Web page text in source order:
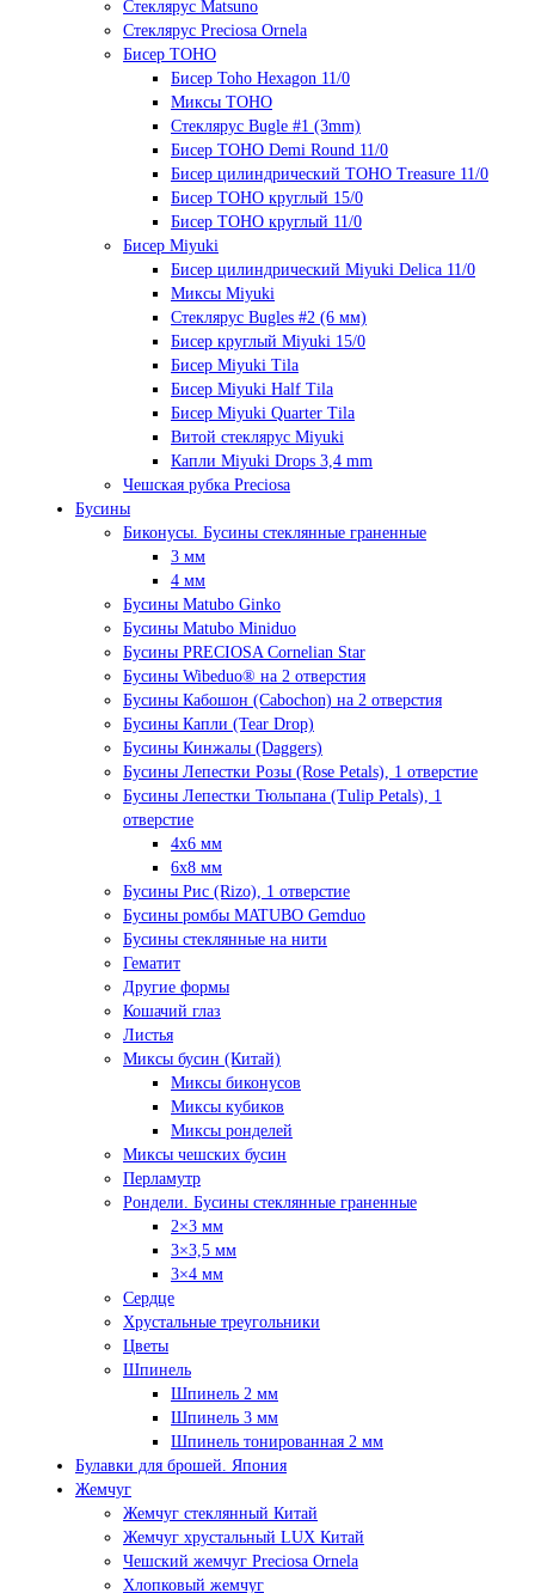
Стеклярус Matsuno
Стеклярус Preciosa Ornela
Бисер TOHO
Бисер Toho Hexagon 11/0
Миксы TOHO
Стеклярус Bugle #1 (3mm)
Бисер TOHO Demi Round 11/0
Бисер цилиндрический TOHO Treasure 11/0
Бисер TOHO круглый 15/0
Бисер TOHO круглый 11/0
Бисер Miyuki
Бисер цилиндрический Miyuki Delica 11/0
Миксы Miyuki
Стеклярус Bugles #2 (6 мм)
Бисер круглый Miyuki 15/0
Бисер Miyuki Tila
Бисер Miyuki Half Tila
Бисер Miyuki Quarter Tila
Витой стеклярус Miyuki
Капли Miyuki Drops 3,4 mm
Чешская рубка Preciosa
Бусины
Биконусы. Бусины стеклянные граненные
3 мм
4 мм
Бусины Matubo Ginko
Бусины Matubo Miniduo
Бусины PRECIOSA Cornelian Star
Бусины Wibeduo® на 2 отверстия
Бусины Кабошон (Cabochon) на 2 отверстия
Бусины Капли (Tear Drop)
Бусины Кинжалы (Daggers)
Бусины Лепестки Розы (Rose Petals), 1 отверстие
Бусины Лепестки Тюльпана (Tulip Petals), 1
отверстие
4x6 мм
6x8 мм
Бусины Рис (Rizo), 1 отверстие
Бусины ромбы MATUBO Gemduo
Бусины стеклянные на нити
Гематит
Другие формы
Кошачий глаз
Листья
Миксы бусин (Китай)
Миксы биконусов
Миксы кубиков
Миксы ронделей
Миксы чешских бусин
Перламутр
Рондели. Бусины стеклянные граненные
2×3 мм
3×3,5 мм
3×4 мм
Сердце
Хрустальные треугольники
Цветы
Шпинель
Шпинель 2 мм
Шпинель 3 мм
Шпинель тонированная 2 мм
Булавки для брошей. Япония
Жемчуг
Жемчуг стеклянный Китай
Жемчуг хрустальный LUX Китай
Чешский жемчуг Preciosa Ornela
Хлопковый жемчуг